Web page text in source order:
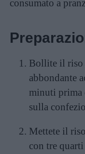
consumato a
Bollite il riso
abbondante
minuti prima
sulla
Mettete il
con tre